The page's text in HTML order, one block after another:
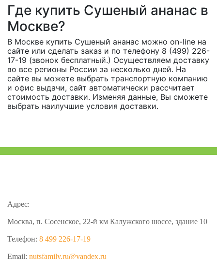
Где купить Сушеный ананас в
Москве?
В Москве купить Сушеный ананас можно on-line на
сайте или сделать заказ и по телефону 8 (499) 226-
17-19 (звонок бесплатный.) Осуществляем доставку
во все регионы России за несколько дней. На
сайте вы можете выбрать транспортную компанию
и офис выдачи, сайт автоматически рассчитает
стоимость доставки. Изменяя данные, Вы сможете
выбрать наилучшие условия доставки.
Адрес:
Москва, п. Сосенское, 22-й км Калужского шоссе, здание 10
Телефон: 8 499 226-17-19
Email: nutsfamily.ru@yandex.ru